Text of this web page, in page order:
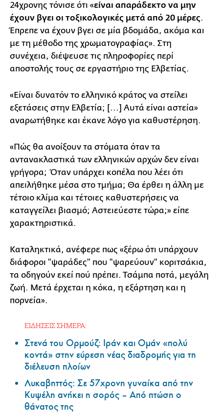
24χρονης τόνισε ότι «είναι απαράδεκτο να μην
έχουν βγει οι τοξικολογικές μετά από 20 μέρες.
Έπρεπε να έχουν βγει σε μία βδομάδα, ακόμα και
με τη μέθοδο της χρωματογραφίας». Στη
συνέχεια, διέψευσε τις πληροφορίες περί
αποστολής τους σε εργαστήριο της Ελβετίας.
«Είναι δυνατόν το ελληνικό κράτος να στείλει
εξετάσεις στην Ελβετία; [...] Αυτά είναι αστεία»
αναρωτήθηκε και έκανε λόγο για καθυστέρηση.
«Πώς θα ανοίξουν τα στόματα όταν τα
αντανακλαστικά των ελληνικών αρχών δεν είναι
γρήγορα; Όταν υπάρχει κοπέλα που λέει ότι
απειλήθηκε μέσα στο τμήμα; Θα έρθει η άλλη με
τέτοιο κλίμα και τέτοιες καθυστερήσεις να
καταγγείλει βιασμό; Αστειεύεστε τώρα;» είπε
χαρακτηριστικά.
Καταληκτικά, ανέφερε πως «ξέρω ότι υπάρχουν
διάφοροι "ψαράδες" που "ψαρεύουν" κοριτσάκια,
τα οδηγούν εκεί πού πρέπει. Τσάμπα ποτά, μεγάλη
ζωή. Μετά έρχεται η κόκα, η εξάρτηση και η
πορνεία».
ΕΙΔΗΣΕΙΣ ΣΗΜΕΡΑ:
Στενά του Ορμούζ: Ιράν και Ομάν «πολύ
κοντά» στην εύρεση νέας διαδρομής για τη
διέλευση πλοίων
Λυκαβηττός: Σε 57χρονη γυναίκα από την
Κυψέλη ανήκει η σορός – Από πτώση ο
θάνατος της